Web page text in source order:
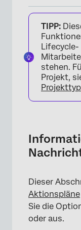
Optionen
TIPP:
stehen.
Projekt,
Dieser
Aktionspläne
Sie die
oder aus.